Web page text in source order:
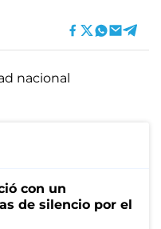
nacional
con un
de silencio por el